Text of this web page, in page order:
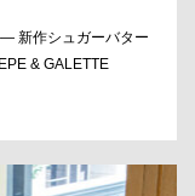
新作シュガーバター
& GALETTE